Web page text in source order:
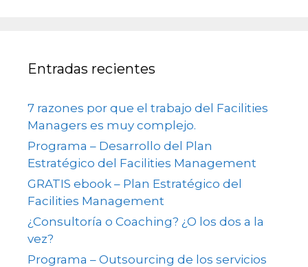
Entradas recientes
7 razones por que el trabajo del Facilities
Managers es muy complejo.
Programa – Desarrollo del Plan
Estratégico del Facilities Management
GRATIS ebook – Plan Estratégico del
Facilities Management
¿Consultoría o Coaching? ¿O los dos a la
vez?
Programa – Outsourcing de los servicios